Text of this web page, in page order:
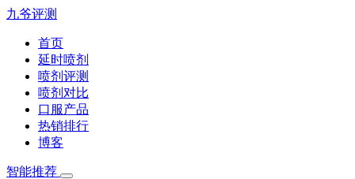
九爷评测
首页
延时喷剂
喷剂评测
喷剂对比
口服产品
热销排行
博客
智能推荐